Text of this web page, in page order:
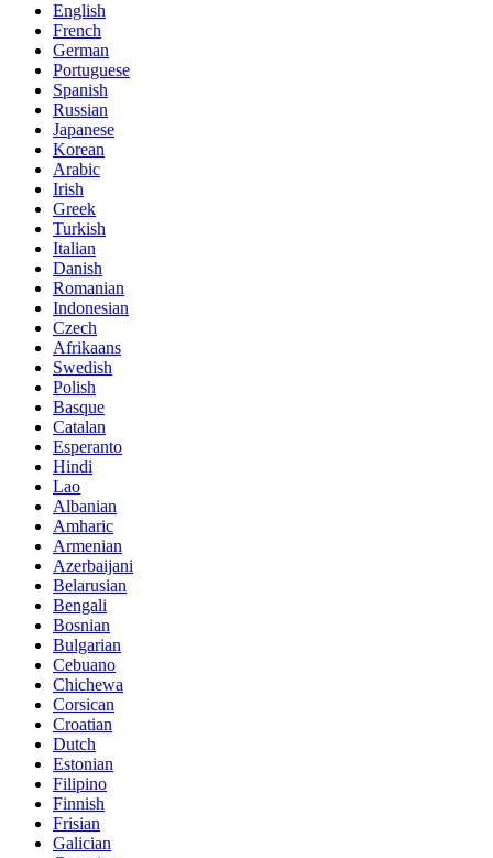
English
French
German
Portuguese
Spanish
Russian
Japanese
Korean
Arabic
Irish
Greek
Turkish
Italian
Danish
Romanian
Indonesian
Czech
Afrikaans
Swedish
Polish
Basque
Catalan
Esperanto
Hindi
Lao
Albanian
Amharic
Armenian
Azerbaijani
Belarusian
Bengali
Bosnian
Bulgarian
Cebuano
Chichewa
Corsican
Croatian
Dutch
Estonian
Filipino
Finnish
Frisian
Galician